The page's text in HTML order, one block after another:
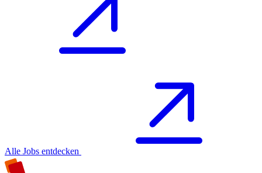
Alle Jobs entdecken